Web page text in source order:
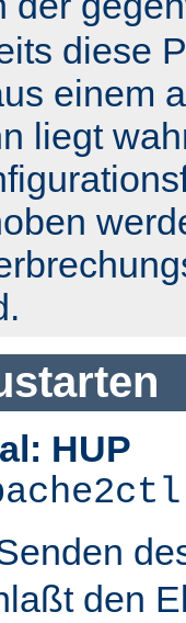
diese
einem
liegt
HUP
den